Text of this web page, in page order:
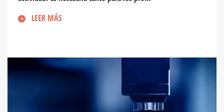
LEER MÁS